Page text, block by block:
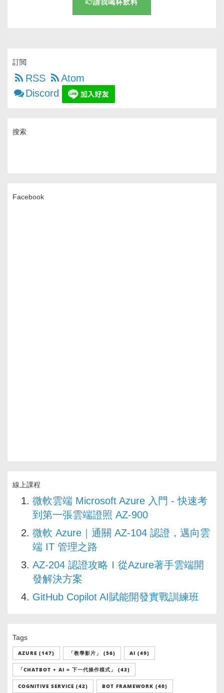
訂閲
RSS
Atom
Discord
搜索
Facebook
線上課程
微軟雲端 Microsoft Azure 入門 - 快速考
到第一張雲端證照 AZ-900
微軟 Azure｜通關 AZ-104 認證，邁向雲
端 IT 管理之路
AZ-204 認證攻略Ｉ從Azure著手雲端開
發解決方案
GitHub Copilot AI賦能開發實戰訓練班
Tags
AZURE (147) 「教學影片」 (56) AI (49)
「CHATBOT + AI = 下一代操作模式」 (43)
COGNITIVE SERVICE (42) BOT FRAMEWORK (40)